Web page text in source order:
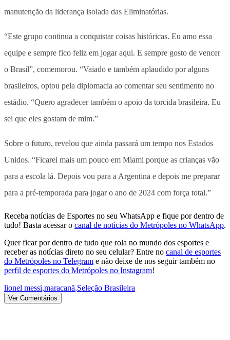
manutenção da liderança isolada das Eliminatórias.
“Este grupo continua a conquistar coisas históricas. Eu amo essa
equipe e sempre fico feliz em jogar aqui. E sempre gosto de vencer
o Brasil”, comemorou. “Vaiado e também aplaudido por alguns
brasileiros, optou pela diplomacia ao comentar seu sentimento no
estádio. “Quero agradecer também o apoio da torcida brasileira. Eu
sei que eles gostam de mim.”
Sobre o futuro, revelou que ainda passará um tempo nos Estados
Unidos. “Ficarei mais um pouco em Miami porque as crianças vão
para a escola lá. Depois vou para a Argentina e depois me preparar
para a pré-temporada para jogar o ano de 2024 com força total.”
Receba notícias de Esportes no seu WhatsApp e fique por dentro de
tudo! Basta acessar o canal de notícias do Metrópoles no WhatsApp.
Quer ficar por dentro de tudo que rola no mundo dos esportes e
receber as notícias direto no seu celular? Entre no canal de esportes
do Metrópoles no Telegram e não deixe de nos seguir também no
perfil de esportes do Metrópoles no Instagram!
lionel messi,maracanã,Seleção Brasileira
Ver Comentários